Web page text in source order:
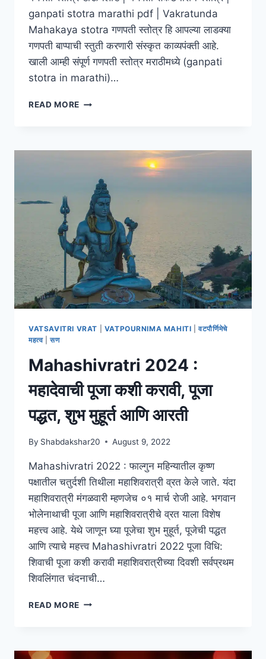
ganpati stotra marathi pdf | Vakratunda
Mahakaya stotra गणपती स्तोत्र हि आपल्या लाडक्या
गणपती बाप्पाची स्तुती करणारी संस्कृत काव्यपंक्ती आहे.
खाली आम्ही संपूर्ण गणपती स्तोत्र मराठीमध्ये (ganpati
stotra in marathi)…
READ MORE संपूर्ण
[PDF]
GANPATI
STOTRA
MARATHI
VATSAVITRI VRAT VATPOURNIMA MAHITI |वटपौर्णिमेचे
महत्व|सण
Mahashivratri 2024 :
महादेवाची पूजा कशी करावी, पूजा
पद्धत, शुभ मुहूर्त आणि आरती
By Shabdakshar20 August 9, 2022
Mahashivratri 2022 : फाल्गुन महिन्यातील कृष्ण
पक्षातील चतुर्दशी तिथीला महाशिवरात्री व्रत केले जाते. यंदा
महाशिवरात्री मंगळवारी म्हणजेच ०१ मार्च रोजी आहे. भगवान
भोलेनाथाची पूजा आणि महाशिवरात्रीचे व्रत याला विशेष
महत्त्व आहे. येथे जाणून घ्या पूजेचा शुभ मुहूर्त, पूजेची पद्धत
आणि त्याचे महत्त्व Mahashivratri 2022 पूजा विधि:
शिवाची पूजा कशी करावी महाशिवरात्रीच्या दिवशी सर्वप्रथम
शिवलिंगात चंदनाची…
READ MORE MAHASHIVRATRI
पूजा